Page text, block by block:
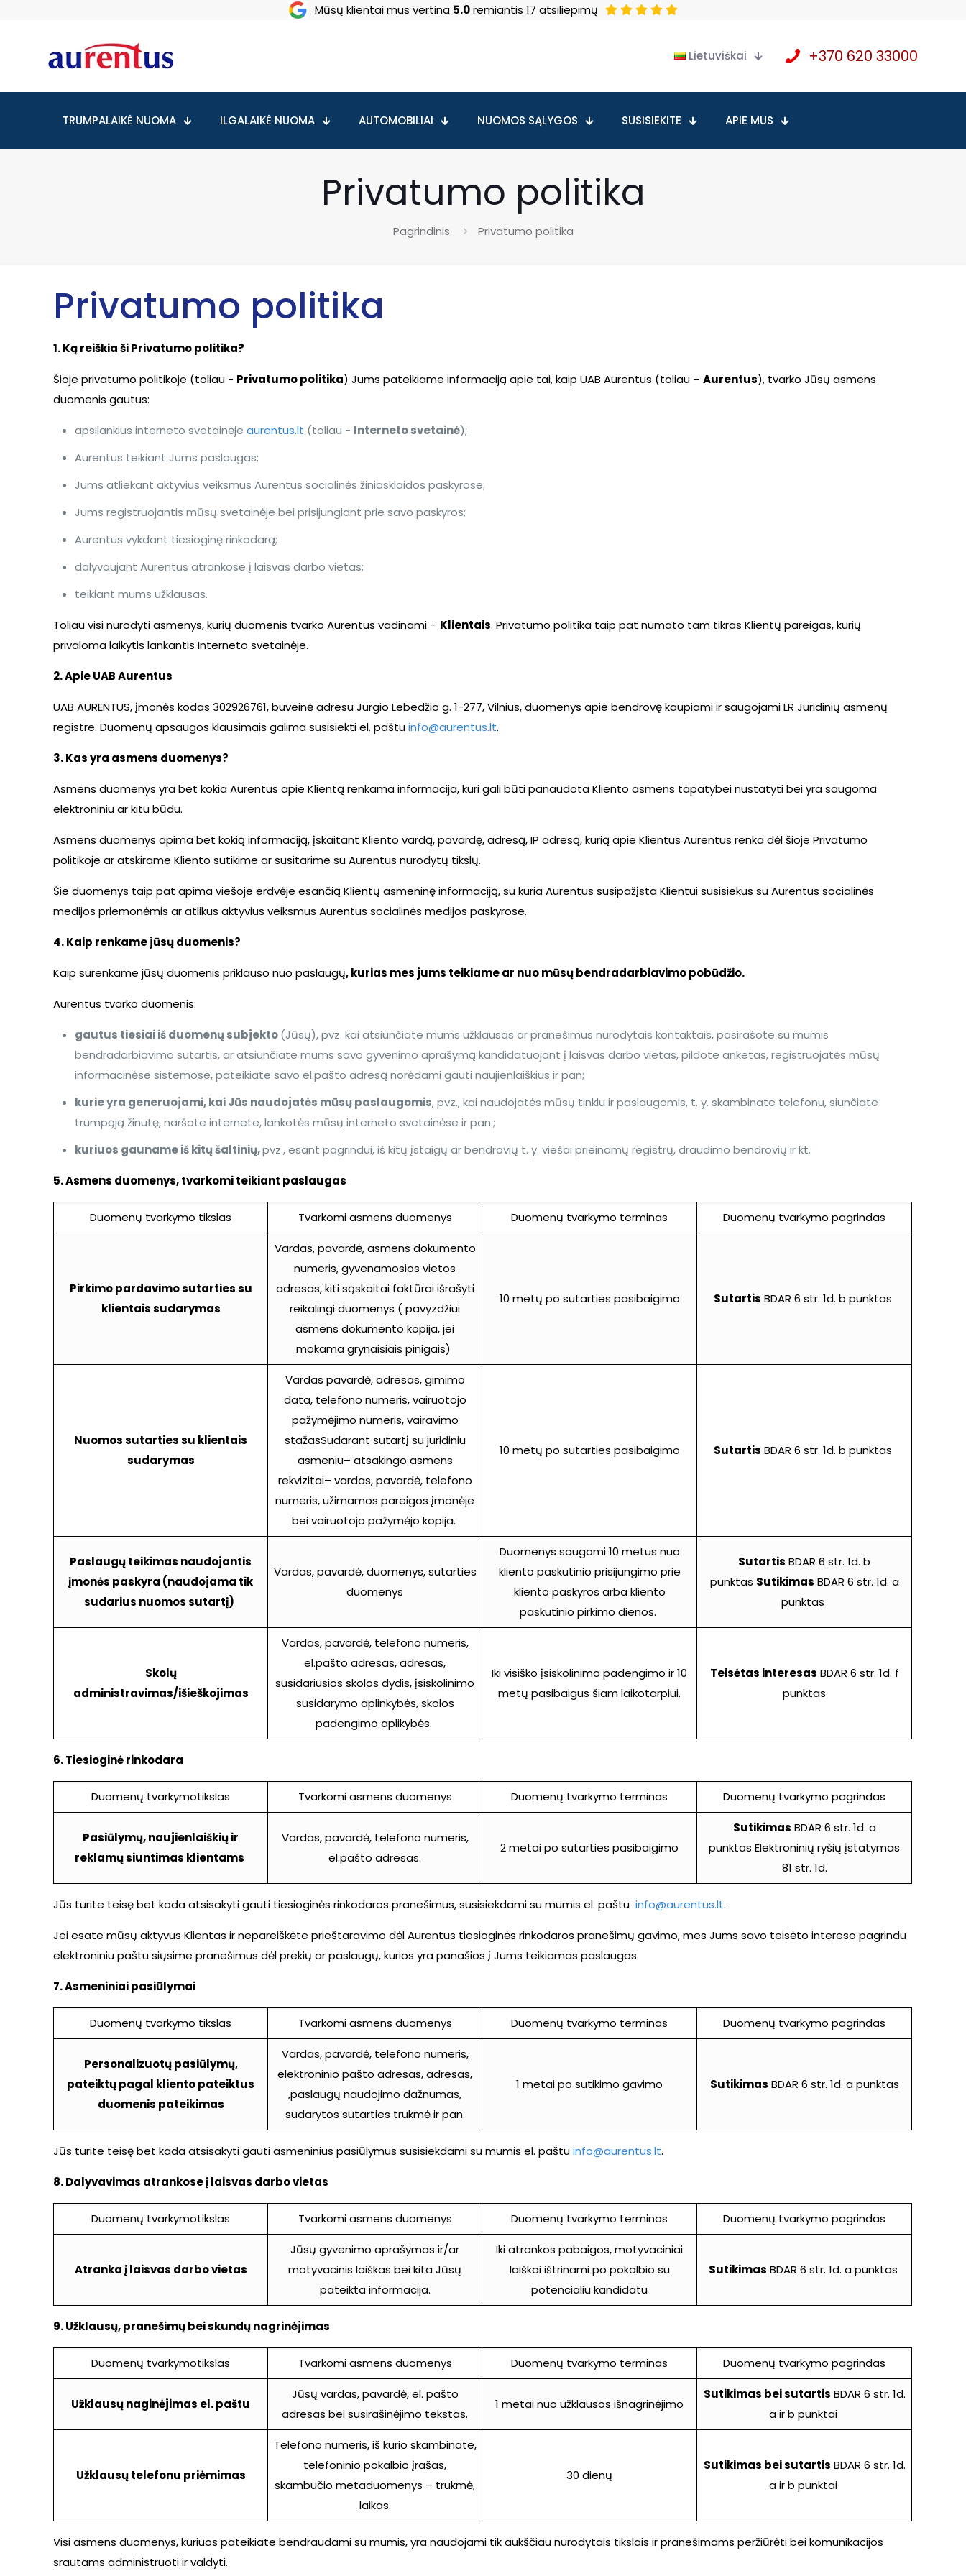
Mūsų klientai mus vertina 5.0remiantis 17 atsiliepimų
Lietuviškai +370 620 33000
TRUMPALAIKĖ NUOMA ILGALAIKĖ NUOMA AUTOMOBILIAI NUOMOS SĄLYGOS SUSISIEKITE APIE MUS
Privatumo politika
Pagrindinis Privatumo politika
Privatumo politika
1. Ką reiškia ši Privatumo politika?
Šioje privatumo politikoje (toliau - Privatumo politika) Jums pateikiame informaciją apie tai, kaip UAB Aurentus (toliau –Aurentus), tvarko Jūsų asmens
duomenis gautus:
apsilankius interneto svetainėjeaurentus.lt (toliau - Interneto svetainė);
Aurentus teikiant Jums paslaugas;
Jums atliekant aktyvius veiksmus Aurentus socialinės žiniasklaidos paskyrose;
Jums registruojantis mūsų svetainėje bei prisijungiant prie savo paskyros;
Aurentus vykdant tiesioginę rinkodarą;
dalyvaujant Aurentus atrankose į laisvas darbo vietas;
teikiant mums užklausas.
Toliau visi nurodyti asmenys, kurių duomenis tvarko Aurentus vadinami – Klientais. Privatumo politika taip pat numato tam tikras Klientų pareigas, kurių
privaloma laikytis lankantis Interneto svetainėje.
2. Apie UAB Aurentus
UAB AURENTUS, įmonės kodas 302926761, buveinė adresu Jurgio Lebedžio g. 1-277, Vilnius, duomenys apie bendrovę kaupiami ir saugojami LR Juridinių asmenų
registre. Duomenų apsaugos klausimais galima susisiekti el. paštuinfo@aurentus.lt.
3. Kas yra asmens duomenys?
Asmens duomenys yra bet kokia Aurentus apie Klientą renkama informacija, kuri gali būti panaudota Kliento asmens tapatybei nustatyti bei yra saugoma
elektroniniu ar kitu būdu.
Asmens duomenys apima bet kokią informaciją, įskaitant Kliento vardą, pavardę, adresą, IP adresą, kurią apie Klientus Aurentus renka dėl šioje Privatumo
politikoje ar atskirame Kliento sutikime ar susitarime su Aurentus nurodytų tikslų.
Šie duomenys taip pat apima viešoje erdvėje esančią Klientų asmeninę informaciją, su kuria Aurentus susipažįsta Klientui susisiekus su Aurentus socialinės
medijos priemonėmis ar atlikus aktyvius veiksmus Aurentus socialinės medijos paskyrose.
4. Kaip renkame jūsų duomenis?
Kaip surenkame jūsų duomenis priklauso nuo paslaugų, kurias mes jums teikiame ar nuo mūsų bendradarbiavimo pobūdžio.
Aurentus tvarko duomenis:
gautus tiesiai iš duomenų subjekto(Jūsų), pvz. kai atsiunčiate mums užklausas ar pranešimus nurodytais kontaktais, pasirašote su mumis
bendradarbiavimo sutartis, ar atsiunčiate mums savo gyvenimo aprašymą kandidatuojant į laisvas darbo vietas, pildote anketas, registruojatės mūsų
informacinėse sistemose, pateikiate savo el.pašto adresą norėdami gauti naujienlaiškius ir pan;
kurie yra generuojami, kai Jūs naudojatės mūsų paslaugomis, pvz., kai naudojatės mūsų tinklu ir paslaugomis, t. y. skambinate telefonu, siunčiate
trumpąją žinutę, naršote internete, lankotės mūsų interneto svetainėse ir pan.;
kuriuos gauname iš kitų šaltinių,pvz., esant pagrindui, iš kitų įstaigų ar bendrovių t. y. viešai prieinamų registrų, draudimo bendrovių ir kt.
5. Asmens duomenys, tvarkomi teikiant paslaugas
Duomenų tvarkymo tikslas Tvarkomi asmens duomenys Duomenų tvarkymo terminas Duomenų tvarkymo pagrindas
Pirkimo pardavimo sutarties su
klientais sudarymas
Vardas, pavardė, asmens dokumento
numeris, gyvenamosios vietos
adresas, kiti sąskaitai faktūrai išrašyti
reikalingi duomenys ( pavyzdžiui
asmens dokumento kopija, jei
mokama grynaisiais pinigais)
10 metų po sutarties pasibaigimo Sutartis BDAR 6 str. 1d. b punktas
Nuomos sutarties su klientais
sudarymas
Vardas pavardė, adresas, gimimo
data, telefono numeris, vairuotojo
pažymėjimo numeris, vairavimo
stažasSudarant sutartį su juridiniu
asmeniu– atsakingo asmens
rekvizitai– vardas, pavardė, telefono
numeris, užimamos pareigos įmonėje
bei vairuotojo pažymėjo kopija.
10 metų po sutarties pasibaigimo Sutartis BDAR 6 str. 1d. b punktas
Paslaugų teikimas naudojantis
įmonės paskyra (naudojama tik
sudarius nuomos sutartį)
Vardas, pavardė, duomenys, sutarties
duomenys
Duomenys saugomi 10 metus nuo
kliento paskutinio prisijungimo prie
kliento paskyros arba kliento
paskutinio pirkimo dienos.
Sutartis BDAR 6 str. 1d. b
punktas Sutikimas BDAR 6 str. 1d. a
punktas
Skolų
administravimas/išieškojimas
Vardas, pavardė, telefono numeris,
el.pašto adresas, adresas,
susidariusios skolos dydis, įsiskolinimo
susidarymo aplinkybės, skolos
padengimo aplikybės.
Iki visiško įsiskolinimo padengimo ir 10
metų pasibaigus šiam laikotarpiui.
Teisėtas interesas BDAR 6 str. 1d. f
punktas
6. Tiesioginė rinkodara
Duomenų tvarkymotikslas Tvarkomi asmens duomenys Duomenų tvarkymo terminas Duomenų tvarkymo pagrindas
Pasiūlymų, naujienlaiškių ir
reklamų siuntimas klientams
Vardas, pavardė, telefono numeris,
el.pašto adresas.
2 metai po sutarties pasibaigimo
Sutikimas BDAR 6 str. 1d. a
punktas Elektroninių ryšių įstatymas
81 str. 1d.
Jūs turite teisę bet kada atsisakyti gauti tiesioginės rinkodaros pranešimus, susisiekdami su mumis el. paštuinfo@aurentus.lt.
Jei esate mūsų aktyvus Klientas ir nepareiškėte prieštaravimo dėl Aurentus tiesioginės rinkodaros pranešimų gavimo, mes Jums savo teisėto intereso pagrindu
elektroniniu paštu siųsime pranešimus dėl prekių ar paslaugų, kurios yra panašios į Jums teikiamas paslaugas.
7.Asmeniniai pasiūlymai
Duomenų tvarkymo tikslas Tvarkomi asmens duomenys Duomenų tvarkymo terminas Duomenų tvarkymo pagrindas
Personalizuotų pasiūlymų,
pateiktų pagal kliento pateiktus
duomenis pateikimas
Vardas, pavardė, telefono numeris,
elektroninio pašto adresas, adresas,
,paslaugų naudojimo dažnumas,
sudarytos sutarties trukmė ir pan.
1 metai po sutikimo gavimo Sutikimas BDAR 6 str. 1d. a punktas
Jūs turite teisę bet kada atsisakyti gauti asmeninius pasiūlymus susisiekdami su mumis el. paštuinfo@aurentus.lt.
8. Dalyvavimas atrankose į laisvas darbo vietas
Duomenų tvarkymotikslas Tvarkomi asmens duomenys Duomenų tvarkymo terminas Duomenų tvarkymo pagrindas
Atranka į laisvas darbo vietas
Jūsų gyvenimo aprašymas ir/ar
motyvacinis laiškas bei kita Jūsų
pateikta informacija.
Iki atrankos pabaigos, motyvaciniai
laiškai ištrinami po pokalbio su
potencialiu kandidatu
Sutikimas BDAR 6 str. 1d. a punktas
9. Užklausų, pranešimų bei skundų nagrinėjimas
Duomenų tvarkymotikslas Tvarkomi asmens duomenys Duomenų tvarkymo terminas Duomenų tvarkymo pagrindas
Užklausų naginėjimas el. paštu
Jūsų vardas, pavardė, el. pašto
adresas bei susirašinėjimo tekstas.
1 metai nuo užklausos išnagrinėjimo
Sutikimas bei sutartis BDAR 6 str. 1d.
a ir b punktai
Užklausų telefonu priėmimas
Telefono numeris, iš kurio skambinate,
telefoninio pokalbio įrašas,
skambučio metaduomenys – trukmė,
laikas.
30 dienų
Sutikimas bei sutartis BDAR 6 str. 1d.
a ir b punktai
Visi asmens duomenys, kuriuos pateikiate bendraudami su mumis, yra naudojami tik aukščiau nurodytais tikslais ir pranešimams peržiūrėti bei komunikacijos
srautams administruoti ir valdyti.